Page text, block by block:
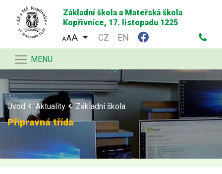
Základní škola a Mateřská škola
Kopřivnice, 17. listopadu 1225
AA CZ EN
MENU
Úvod Aktuality Základní škola
Přípravná třída